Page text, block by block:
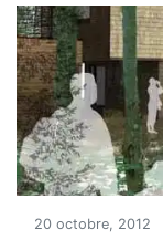
20 octobre, 2012